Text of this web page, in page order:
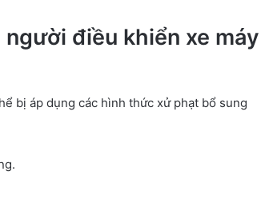
điều khiển xe máy
bị áp dụng các hình thức xử phạt bổ sung